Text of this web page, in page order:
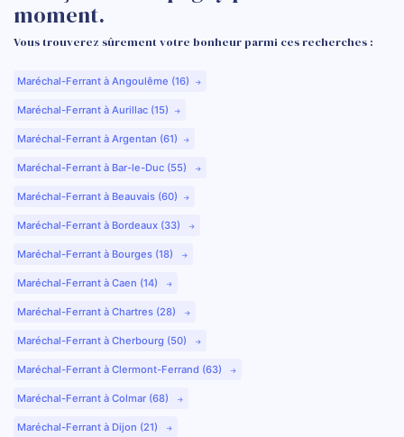
moment.
Vous trouverez sûrement votre bonheur parmi ces recherches :
Maréchal-Ferrant à Angoulême (16)
Maréchal-Ferrant à Aurillac (15)
Maréchal-Ferrant à Argentan (61)
Maréchal-Ferrant à Bar-le-Duc (55)
Maréchal-Ferrant à Beauvais (60)
Maréchal-Ferrant à Bordeaux (33)
Maréchal-Ferrant à Bourges (18)
Maréchal-Ferrant à Caen (14)
Maréchal-Ferrant à Chartres (28)
Maréchal-Ferrant à Cherbourg (50)
Maréchal-Ferrant à Clermont-Ferrand (63)
Maréchal-Ferrant à Colmar (68)
Maréchal-Ferrant à Dijon (21)